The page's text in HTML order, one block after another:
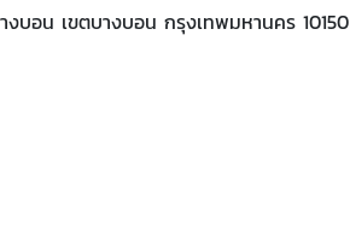
บอน เขตบางบอน กรุงเทพมหานคร 10150